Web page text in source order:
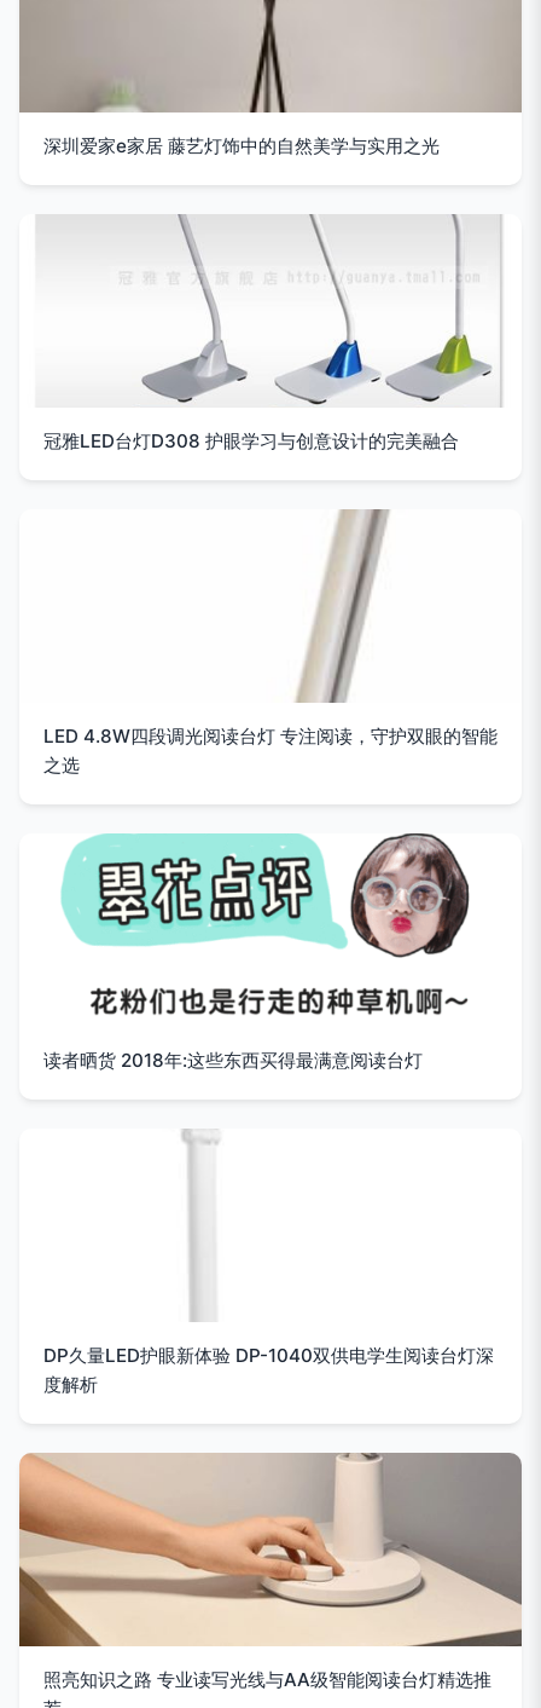
深圳爱家e家居 藤艺灯饰中的自然美学与实用之光
冠雅LED台灯D308 护眼学习与创意设计的完美融合
LED 4.8W四段调光阅读台灯 专注阅读，守护双眼的智能
之选
读者晒货 2018年:这些东西买得最满意阅读台灯
DP久量LED护眼新体验 DP-1040双供电学生阅读台灯深
度解析
照亮知识之路 专业读写光线与AA级智能阅读台灯精选推